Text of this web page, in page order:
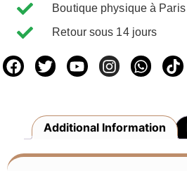
Boutique physique à
Retour sous 14 jours
Additional Information